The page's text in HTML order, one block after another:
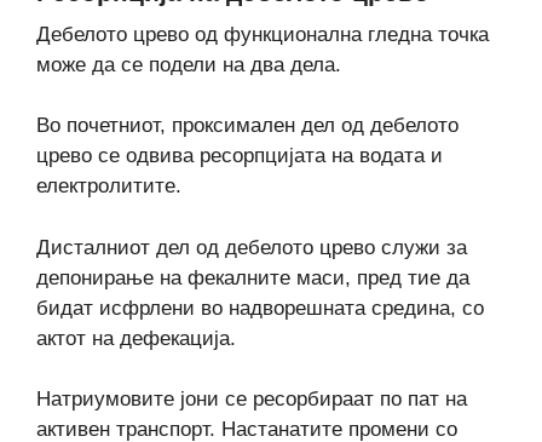
Дебелото црево од функционална гледна точка
може да се подели на два дела.
Во почетниот, проксимален дел од дебелото
црево се одвива ресорпцијата на водата и
електролитите.
Дисталниот дел од дебелото црево служи за
депонирање на фекалните маси, пред тие да
бидат исфрлени во надворешната средина, со
актот на дефекација.
Натриумовите јони се ресорбираат по пат на
активен транспорт. Настанатите промени со